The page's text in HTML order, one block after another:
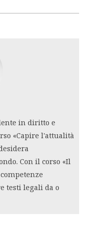
in diritto e
«Capire l'attualità
Con il corso «Il
testi legali da o